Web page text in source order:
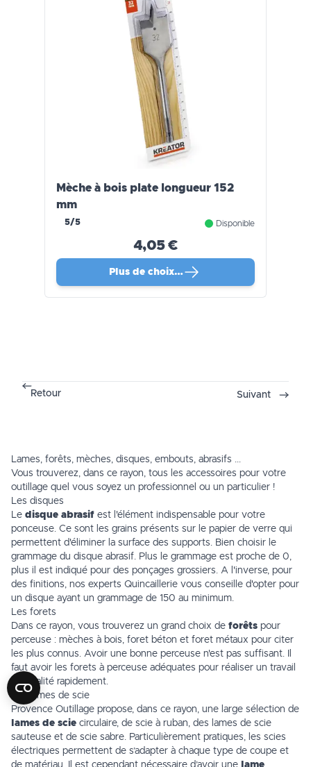
Mèche à bois plate longueur 152
mm
5/5 Disponible
4,05 €
Plus de choix…
Retour Suivant
Lames, forêts, mèches, disques, embouts, abrasifs ...
Vous trouverez, dans ce rayon, tous les accessoires pour votre
outillage quel vous soyez un professionnel ou un particulier !
Les disques
Le disque abrasif est l'élément indispensable pour votre
ponceuse. Ce sont les grains présents sur le papier de verre qui
permettent d'éliminer la surface des supports. Bien choisir le
grammage du disque abrasif. Plus le grammage est proche de 0,
plus il est indiqué pour des ponçages grossiers. A l'inverse, pour
des finitions, nos experts Quincaillerie vous conseille d'opter pour
un disque ayant un grammage de 150 au minimum.
Les forets
Dans ce rayon, vous trouverez un grand choix de forêts pour
perceuse : mèches à bois, foret béton et foret métaux pour citer
les plus connus. Avoir une bonne perceuse n'est pas suffisant. Il
faut avoir les forets à perceuse adéquates pour réaliser un travail
de qualité rapidement.
Les lames de scie
Provence Outillage propose, dans ce rayon, une large sélection de
lames de scie circulaire, de scie à ruban, des lames de scie
sauteuse et de scie sabre. Particulièrement pratiques, les scies
électriques permettent de s’adapter à chaque type de coupe et
de matériau. Il est cependant nécessaire d’avoir une
lame